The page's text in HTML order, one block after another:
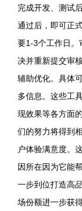
完成开发、测试
通过后，即可正
要1-3个工作日。
决并重新提交审
辅助优化。具体
多信息。这些工
现效果等各方面
们的努力将得到
户体验满意度。
因所在因为它能
一步到位打造高
场份额进一步获